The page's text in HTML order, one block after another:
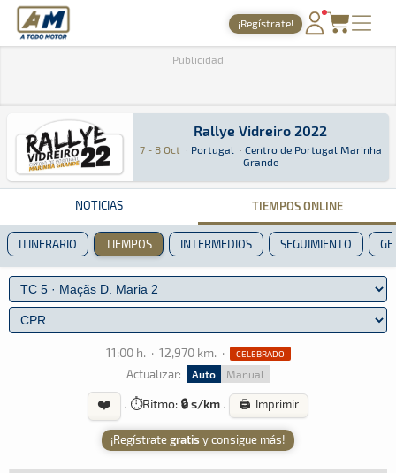
A Todo Motor · Revista del motor desde 1999
¡Regístrate!
NOTICIAS
GALERÍAS
TIENDA
ARCHIVO
Publicidad
Rallye Vidreiro 2022
Rallye Vidreiro 2022
7 - 8 Oct · Portugal · Centro de Portugal Marinha
Grande
Rally · Rallye Vidreiro 2022 · Centro de
Portugal Portugal
NOTICIAS TIEMPOS ONLINE
ITINERARIO TIEMPOS INTERMEDIOS SEGUIMIENTO
11:00 h. · 12,970 km. · CELEBRADO
Actualizar: Auto Manual
❤️ · ⏱️Ritmo: 🔒 s/km · 🖨️ Imprimir
¡Regístrategratis y consigue más!